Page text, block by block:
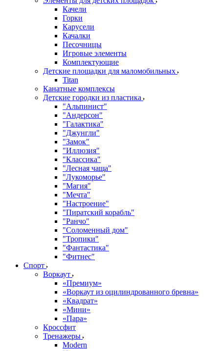
Качели
Горки
Карусели
Качалки
Песочницы
Игровые элементы
Комплектующие
Детские площадки для маломобильных
Titan
Канатные комплексы
Детские городки из пластика
"Альпинист"
"Андерсон"
"Галактика"
"Джунгли"
"Замок"
"Иллюзия"
"Классика"
"Лесная чаща"
"Лукоморье"
"Магия"
"Мечта"
"Настроение"
"Пиратский корабль"
"Ранчо"
"Соломенный дом"
"Тропики"
"Фантастика"
"Фитнес"
Спорт
Воркаут
«Премиум»
«Воркаут из оцилиндрованного бревна»
«Квадрат»
«Мини»
«Пара»
Кроссфит
Тренажеры
Modern